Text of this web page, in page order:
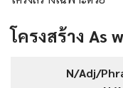
โครงสร้าง As
N/Adj/